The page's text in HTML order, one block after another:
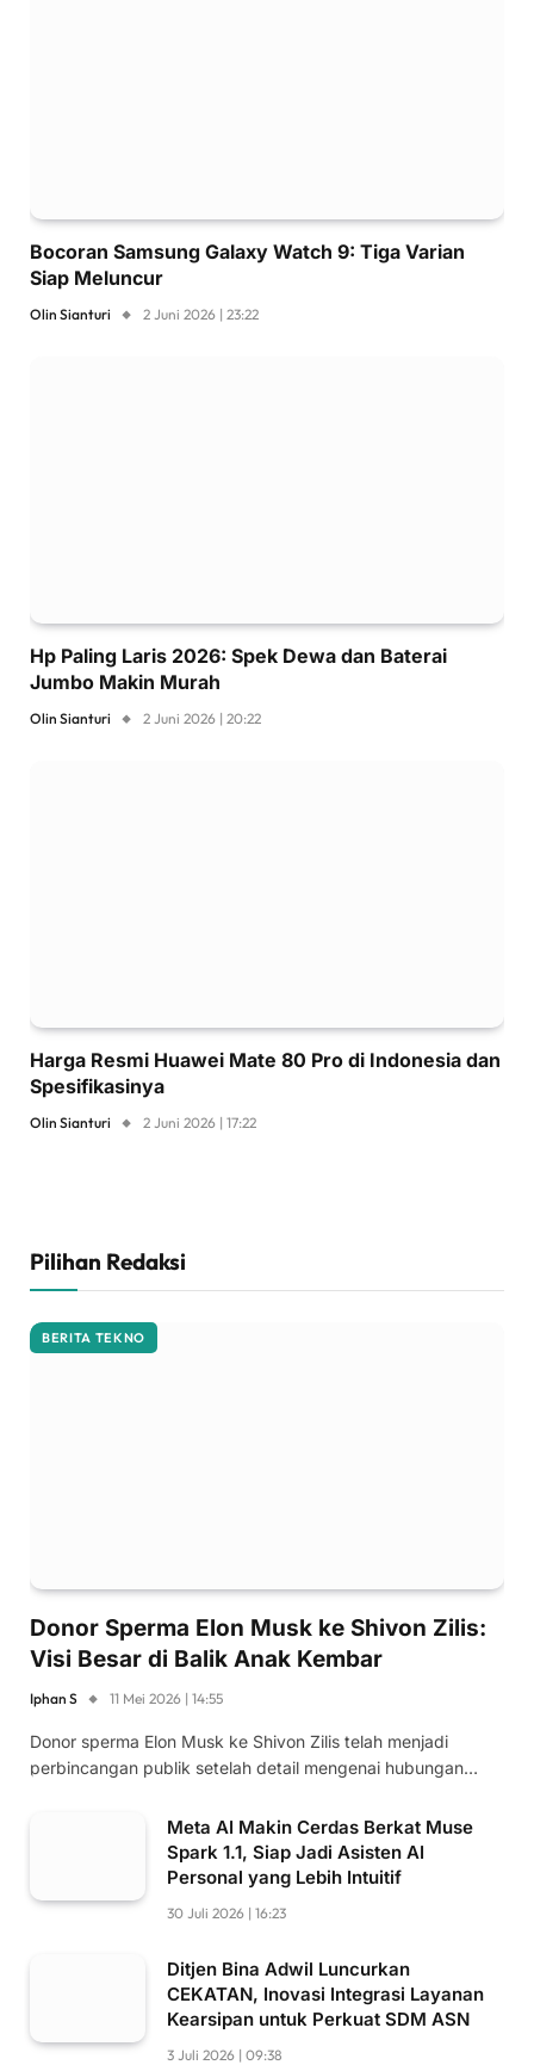
Bocoran Samsung Galaxy Watch 9: Tiga Varian
Siap Meluncur
Olin Sianturi 2 Juni 2026 | 23:22
Hp Paling Laris 2026: Spek Dewa dan Baterai
Jumbo Makin Murah
Olin Sianturi 2 Juni 2026 | 20:22
Harga Resmi Huawei Mate 80 Pro di Indonesia dan
Spesifikasinya
Olin Sianturi 2 Juni 2026 | 17:22
Pilihan Redaksi
BERITA TEKNO
Donor Sperma Elon Musk ke Shivon Zilis:
Visi Besar di Balik Anak Kembar
Iphan S 11 Mei 2026 | 14:55
Donor sperma Elon Musk ke Shivon Zilis telah menjadi
perbincangan publik setelah detail mengenai hubungan…
Meta AI Makin Cerdas Berkat Muse
Spark 1.1, Siap Jadi Asisten AI
Personal yang Lebih Intuitif
30 Juli 2026 | 16:23
Ditjen Bina Adwil Luncurkan
CEKATAN, Inovasi Integrasi Layanan
Kearsipan untuk Perkuat SDM ASN
3 Juli 2026 | 09:38